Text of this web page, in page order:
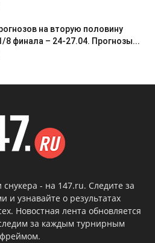
на вторую половину
8 финала – 24-27.04. Прогнозы...
- на 147.ru. Следите за
узнавайте о результатах
Новостная лента обновляется
за каждым турнирным
фреймом.